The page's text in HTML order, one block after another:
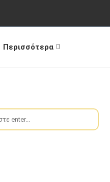
Περισσότερα